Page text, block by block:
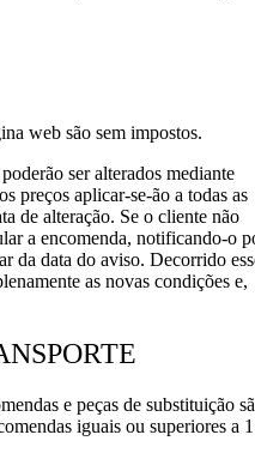
web são sem impostos.
ser alterados mediante
preços aplicar-se-ão a todas as
de alteração. Se o cliente não
a encomenda, notificando-o
da data do aviso. Decorrido
as novas condições e,
e peças de substituição
iguais ou superiores a